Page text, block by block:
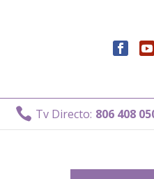
Tv Directo: 806 408 050